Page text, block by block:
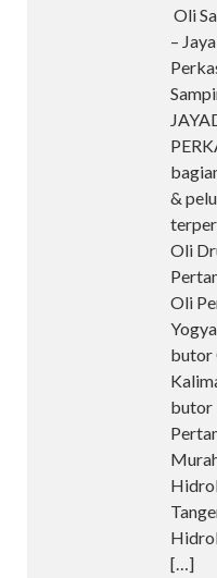
Oli
–
&
Oli
Oli
butor
butor
[…]